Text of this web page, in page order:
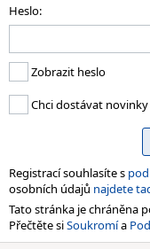
Heslo:
Zobrazit heslo
Chci dostávat
Registrací souhlasíte s
osobních údajů najdete
Tato stránka je chráněna
Přečtěte siSoukromía